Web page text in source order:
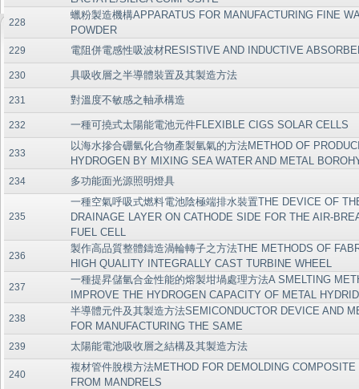
228
蠟粉製造機構APPARATUS FOR MANUFACTURING FINE
POWDER
229 電阻併電感性吸波材RESISTIVE AND INDUCTIVE
230 具吸收層之半導體裝置及其製造方法
231 對溫度不敏感之軸承構造
232 一種可撓式太陽能電池元件FLEXIBLE CIGS SOLAR CELLS
233
以海水摻合硼氫化合物產製氫氣的方法METHOD OF
HYDROGEN BY MIXING SEA WATER AND METAL
234 多功能面光源照明燈具
235
一種空氣呼吸式燃料電池陰極端排水裝置THE DEVICE OF
DRAINAGE LAYER ON CATHODE SIDE FOR THE AIR-
FUEL CELL
236
製作高品質整體鑄造渦輪轉子之方法THE METHODS OF
HIGH QUALITY INTEGRALLY CAST TURBINE WHEEL
237
一種提昇儲氫合金性能的熔製坩堝處理方法A SMELTING
IMPROVE THE HYDROGEN CAPACITY OF METAL
238
半導體元件及其製造方法SEMICONDUCTOR DEVICE AND
FOR MANUFACTURING THE SAME
239 太陽能電池吸收層之結構及其製造方法
240
複材管件脫模方法METHOD FOR DEMOLDING
FROM MANDRELS